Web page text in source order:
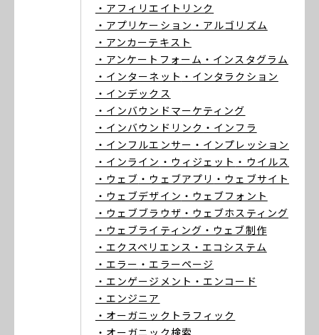
・アフィリエイトリンク
・アプリケーション ・アルゴリズム
・アンカーテキスト
・アンケートフォーム ・インスタグラム
・インターネット ・インタラクション
・インデックス
・インバウンドマーケティング
・インバウンドリンク ・インフラ
・インフルエンサー ・インプレッション
・インライン ・ウィジェット ・ウイルス
・ウェブ ・ウェブアプリ ・ウェブサイト
・ウェブデザイン ・ウェブフォント
・ウェブブラウザ ・ウェブホスティング
・ウェブライティング ・ウェブ制作
・エクスペリエンス ・エコシステム
・エラー ・エラーページ
・エンゲージメント ・エンコード
・エンジニア
・オーガニックトラフィック
・オーガニック検索